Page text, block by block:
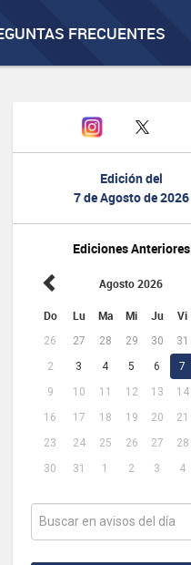
FRECUENTES
Edición del
7 de Agosto de 2026
Ediciones Anteriores
Agosto 2026
Do Lu Ma Mi Ju Vi
26 27 28 29 30 31
2
3 4 5 6 7
9
10 11 12 13 14
16
17 18 19 20 21
23
24 25 26 27 28
30
31 1 2 3 4